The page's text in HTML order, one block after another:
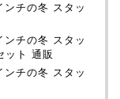
ンチの冬 スタッ
ンチの冬 スタッ
ット 通販
ンチの冬 スタッ